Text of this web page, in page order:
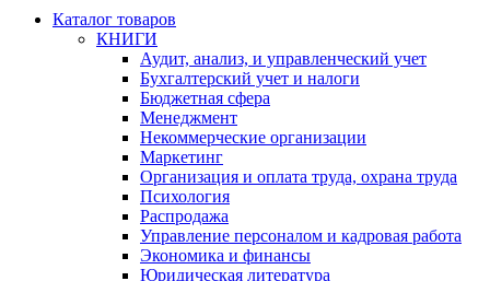
Каталог товаров
КНИГИ
Аудит, анализ, и управленческий учет
Бухгалтерский учет и налоги
Бюджетная сфера
Менеджмент
Некоммерческие организации
Маркетинг
Организация и оплата труда, охрана труда
Психология
Распродажа
Управление персоналом и кадровая работа
Экономика и финансы
Юридическая литература